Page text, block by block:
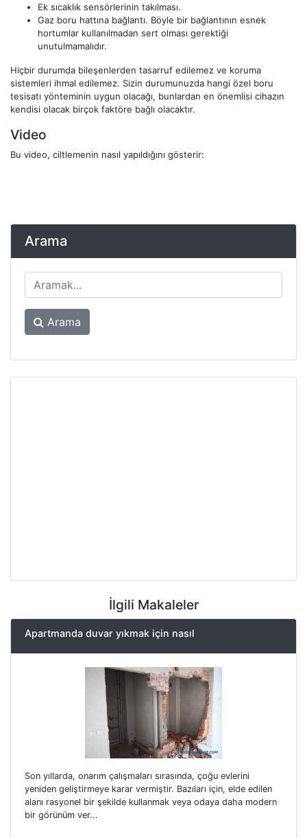
Ek sıcaklık sensörlerinin takılması.
Gaz boru hattına bağlantı. Böyle bir bağlantının esnek
hortumlar kullanılmadan sert olması gerektiği
unutulmamalıdır.
Hiçbir durumda bileşenlerden tasarruf edilemez ve koruma
sistemleri ihmal edilemez. Sizin durumunuzda hangi özel boru
tesisatı yönteminin uygun olacağı, bunlardan en önemlisi cihazın
kendisi olacak birçok faktöre bağlı olacaktır.
Video
Bu video, ciltlemenin nasıl yapıldığını gösterir:
Arama
Arama
İlgili Makaleler
Apartmanda duvar yıkmak için nasıl
Son yıllarda, onarım çalışmaları sırasında, çoğu evlerini
yeniden geliştirmeye karar vermiştir. Bazıları için, elde edilen
alanı rasyonel bir şekilde kullanmak veya odaya daha modern
bir görünüm ver...